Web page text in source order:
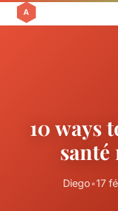
10 ways
Diego•17